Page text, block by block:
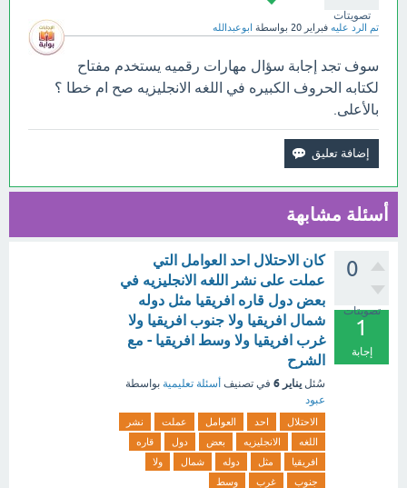
تصويتات
تم الرد عليه فبراير 20 بواسطة ابوعبدالله
سوف تجد إجابة سؤال مهارات رقميه يستخدم مفتاح
لكتابه الحروف الكبيره في اللغه الانجليزيه صح ام خطا ؟
بالأعلى.
أسئلة مشابهة
0
تصويتات
1
إجابة
كان الاحتلال احد العوامل التي
عملت على نشر اللغه الانجليزيه في
بعض دول قاره افريقيا مثل دوله
شمال افريقيا ولا جنوب افريقيا ولا
غرب افريقيا ولا وسط افريقيا - مع
الشرح
سُئل يناير 6 في تصنيف أسئلة تعليمية بواسطة
عبود
الاحتلال احد العوامل عملت
نشر
اللغه
الانجليزيه بعض دول
قاره
افريقيا
مثل دوله شمال
ولا
جنوب
غرب وسط